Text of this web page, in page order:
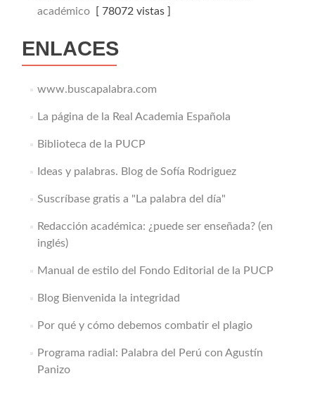
académico[ 78072 vistas ]
ENLACES
www.buscapalabra.com
La página de la Real Academia Española
Biblioteca de la PUCP
Ideas y palabras. Blog de Sofía Rodriguez
Suscríbase gratis a "La palabra del día"
Redacción académica: ¿puede ser enseñada? (en
inglés)
Manual de estilo del Fondo Editorial de la PUCP
Blog Bienvenida la integridad
Por qué y cómo debemos combatir el plagio
Programa radial: Palabra del Perú con Agustín
Panizo